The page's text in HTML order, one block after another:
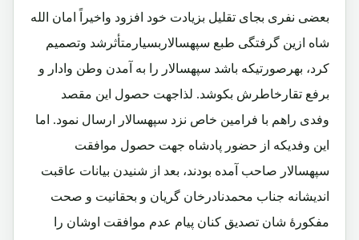
بعضی نفری بجای تقلیل بزیادت خود افزود واخیراً امان الله
شاه ازین گرفتگی طبع سپهسالاربسیارمتأثرشد وتصمیم
کرد، بهرصورتیکه باشد سپهسالار را به آمدن وطن وادار و
برفع تقارخاطرش بکوشد. لذاجهت حصول این مقصد
وفدی راهم با فرامین خاص نزد سپهسالار ارسال نمود. اما
این وفدیکه از حضور پادشاه جهت حصول موافقت
سپهسالار صاحب آمده بودند، بعد از شنیدن بیانات عاقبت
اندیشانه جناب محمدنادرخان گریان و بحقانیت و صحت
مفکورۀ شان تصدیق کنان پیام عدم موافقت اوشان را